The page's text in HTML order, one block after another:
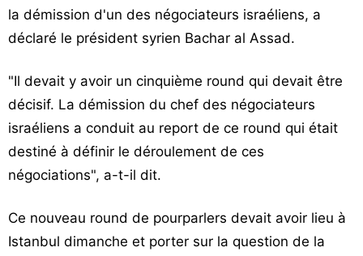
la démission d'un des négociateurs israéliens, a
déclaré le président syrien Bachar al Assad.
"Il devait y avoir un cinquième round qui devait être
décisif. La démission du chef des négociateurs
israéliens a conduit au report de ce round qui était
destiné à définir le déroulement de ces
négociations", a-t-il dit.
Ce nouveau round de pourparlers devait avoir lieu à
Istanbul dimanche et porter sur la question de la